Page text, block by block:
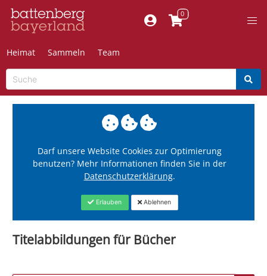
Heimat Sammeln Team
Darf unsere Website Cookies zur Optimierung
benutzen? Mehr Informationen finden Sie in der
Datenschutzerklärung.
Erlauben Ablehnen
Titelabbildungen für Bücher